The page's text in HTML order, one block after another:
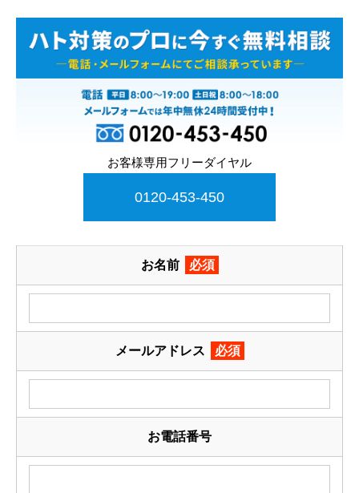
お客様専用フリーダイヤル
0120-453-450
お名前 必須
メールアドレス 必須
お電話番号